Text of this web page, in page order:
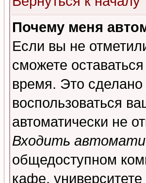
Почему меня
Если вы не
сможете
время. Это сделано
воспользоваться
автоматически не
Входить
общедоступном
кафе, университете